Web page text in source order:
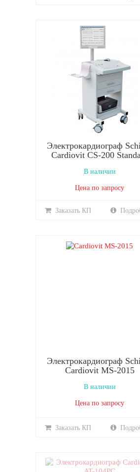
Электрокардиограф
Cardiovit CS-200
В наличии
Цена по запросу
Заказать КП
Электрокардиограф
Cardiovit MS-2015
В наличии
Цена по запросу
Заказать КП